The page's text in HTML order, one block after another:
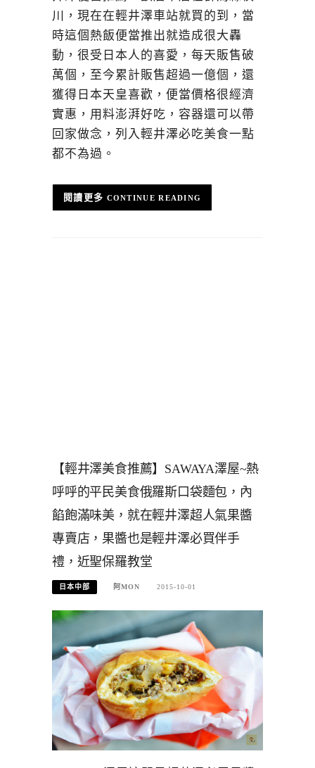
川，現在在輕井澤車站就買的到，當
時這個熱飯便當推出就造成很大轟
動，很受日本人的喜愛，每天販售破
萬個，至今累計販售超過一億個，還
獲得日本天皇喜歡，便當價格很經濟
實惠，用料澎湃好吃，容器還可以帶
回家做念，列入輕井澤必吃美食一點
都不為過。
CONTINUE READING
【輕井澤美食推薦】SAWAYA澤屋~熱
呼呼的平民美食俄羅斯口袋麵包，內
餡飽滿味美，就在輕井澤超人氣果醬
專賣店，果醬也是輕井澤必買伴手
禮，近聖保羅教堂
日本中部 阿MON 2015-10-01